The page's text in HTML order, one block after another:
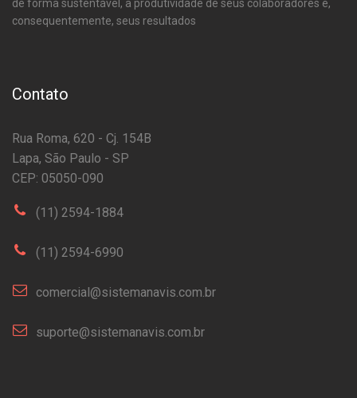
de forma sustentável, a produtividade de seus colaboradores e,
consequentemente, seus resultados
Contato
Rua Roma, 620 - Cj. 154B
Lapa, São Paulo - SP
CEP: 05050-090
(11) 2594-1884
(11) 2594-6990
comercial@sistemanavis.com.br
suporte@sistemanavis.com.br